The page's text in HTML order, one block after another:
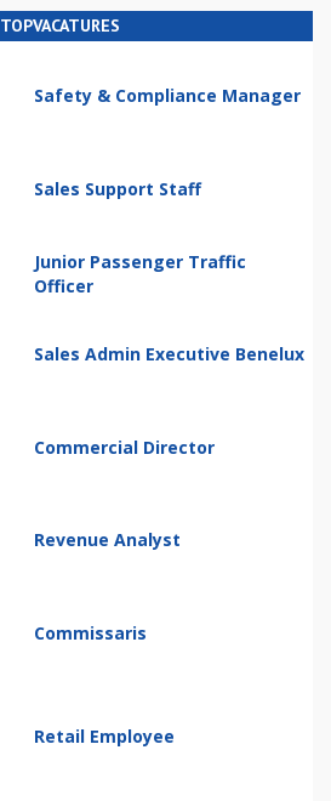
TOPVACATURES
Safety & Compliance Manager
Sales Support Staff
Junior Passenger Traffic
Officer
Sales Admin Executive Benelux
Commercial Director
Revenue Analyst
Commissaris
Retail Employee